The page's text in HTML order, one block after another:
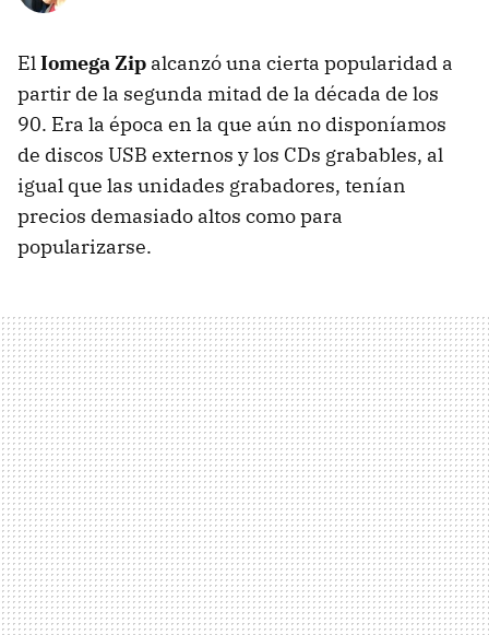
ElIomega Zip alcanzó una cierta popularidad a
partir de la segunda mitad de la década de los
90. Era la época en la que aún no disponíamos
de discos USB externos y los CDs grabables, al
igual que las unidades grabadores, tenían
precios demasiado altos como para
popularizarse.